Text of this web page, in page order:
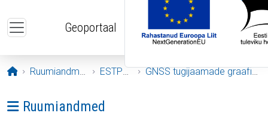
Geoportaal
Avaleht
Ruumiandmed ESTPOS GNSS tugijaamade graafikud
Ava menüü: Ruumiandmed
Ruumiandmed